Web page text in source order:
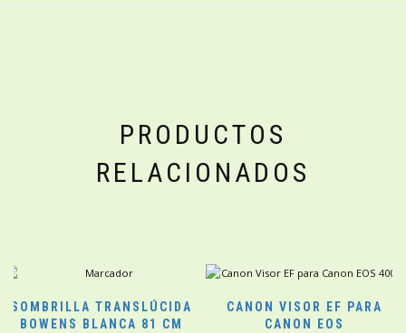
PRODUCTOS
RELACIONADOS
SOMBRILLA TRANSLÚCIDA
BOWENS BLANCA 81 CM
CANON VISOR EF PARA
CANON EOS